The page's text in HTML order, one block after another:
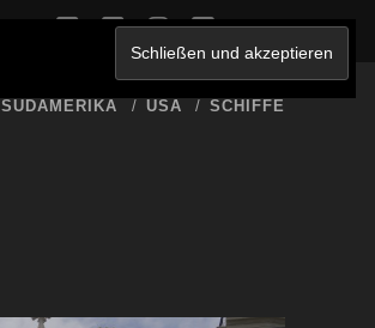
twitterfacebook
instagram
youtube
SÜDAMERIKA USA SCHIFFE